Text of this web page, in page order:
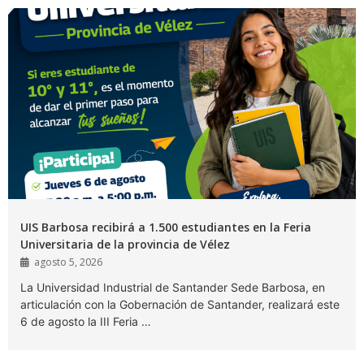
UIS Barbosa recibirá a 1.500 estudiantes en la Feria
Universitaria de la provincia de Vélez
agosto 5, 2026
La Universidad Industrial de Santander Sede Barbosa, en
articulación con la Gobernación de Santander, realizará este
6 de agosto la III Feria …